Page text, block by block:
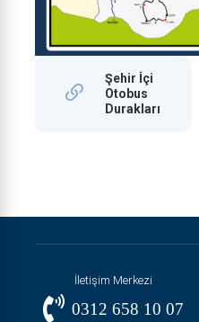
Şehir İçi
Otobus
Durakları
İletişim Merkezi
0312 658 10 07